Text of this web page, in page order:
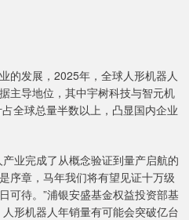
发展，2025年，全球人形机器人
主导地位，其中宇树科技与智元机
全球总量半数以上，凸显国内企业
业完成了从概念验证到量产启航的
序章，马年我们将有望见证十万级
可待。”浦银安盛基金权益投资部基
形机器人年销量有可能会突破亿台